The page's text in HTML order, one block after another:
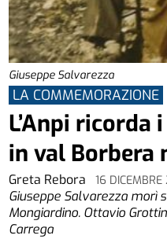
Giuseppe Salvarezza
Greta Rebora 16
LA COMMEMORAZIONE
L’Anpi
in val Borbera
Giuseppe Salvarezza morì
Mongiardino. Ottavio
Carrega